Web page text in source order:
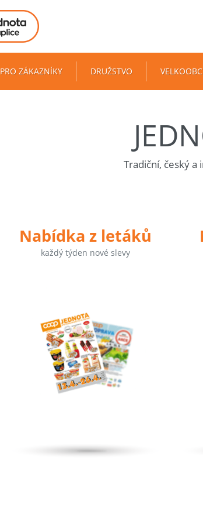
PRO ZÁKAZNÍKY DRUŽSTVO
Tradiční, český
Nabídka z letáků
každý týden nové slevy